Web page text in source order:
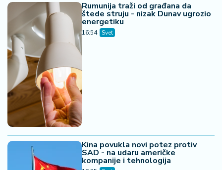
Rumunija traži od građana da
štede struju - nizak Dunav ugrozio
energetiku
16:54 Svet
Kina povukla novi potez protiv
SAD - na udaru američke
kompanije i tehnologija